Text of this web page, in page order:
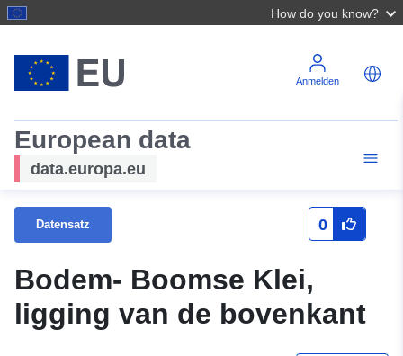
How do you know?
Anmelden
European data
data.europa.eu
Datensatz 0
Bodem- Boomse Klei,
ligging van de bovenkant